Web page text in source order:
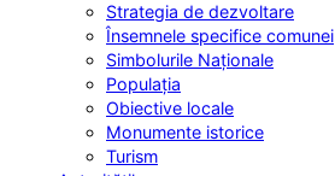
Strategia de dezvoltare
Însemnele specifice comunei
Simbolurile Naționale
Populația
Obiective locale
Monumente istorice
Turism